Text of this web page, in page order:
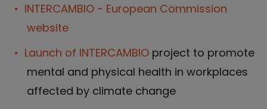
INTERCAMBIO - European Commission
website
Launch of INTERCAMBIO project to promote
mental and physical health in workplaces
affected by climate change